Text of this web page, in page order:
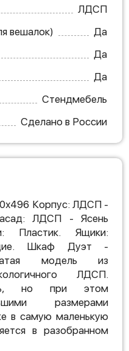
ЛДСП
вешалок)
Да
Да
Да
Стендмебель
Сделано в России
Корпус: ЛДСП -
ЛДСП - Ясень
Пластик. Ящики:
Шкаф Дуэт -
модель из
ЛДСП.
но при этом
размерами
в самую маленькую
в разобранном